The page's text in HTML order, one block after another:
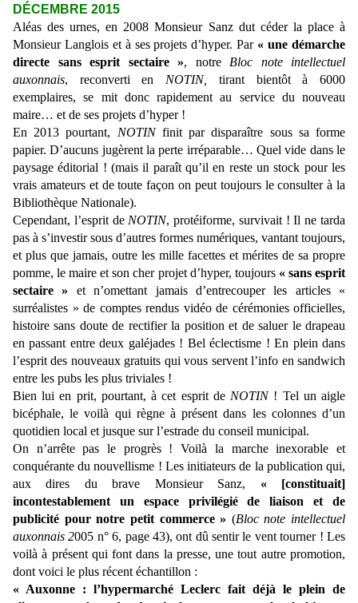
DÉCEMBRE 2015
Aléas des urnes, en 2008 Monsieur Sanz dut céder la place à
Monsieur Langlois et à ses projets d’hyper. Par « une démarche
directe sans esprit sectaire », notre Bloc note intellectuel
auxonnais, reconverti en NOTIN, tirant bientôt à 6000
exemplaires, se mit donc rapidement au service du nouveau
maire… et de ses projets d’hyper !
En 2013 pourtant, NOTIN finit par disparaître sous sa forme
papier. D’aucuns jugèrent la perte irréparable… Quel vide dans le
paysage éditorial ! (mais il paraît qu’il en reste un stock pour les
vrais amateurs et de toute façon on peut toujours le consulter à la
Bibliothèque Nationale).
Cependant, l’esprit deNOTIN, protéiforme, survivait ! Il ne tarda
pas à s’investir sous d’autres formes numériques, vantant toujours,
et plus que jamais, outre les mille facettes et mérites de sa propre
pomme, le maire et son cher projet d’hyper, toujours« sans esprit
sectaire » et n’omettant jamais d’entrecouper les articles «
surréalistes » de comptes rendus vidéo de cérémonies officielles,
histoire sans doute de rectifier la position et de saluer le drapeau
en passant entre deux galéjades ! Bel éclectisme ! En plein dans
l’esprit des nouveaux gratuits qui vous servent l’info en sandwich
entre les pubs les plus triviales !
Bien lui en prit, pourtant, à cet esprit deNOTIN! Tel un aigle
bicéphale, le voilà qui règne à présent dans les colonnes d’un
quotidien local et jusque sur l’estrade du conseil municipal.
On n’arrête pas le progrès ! Voilà la marche inexorable et
conquérante du nouvellisme ! Les initiateurs de la publication qui,
aux dires du brave Monsieur Sanz, « [constituait]
incontestablement un espace privilégié de liaison et de
publicité pour notre petit commerce » (Bloc note intellectuel
auxonnais 2005 n° 6, page 43), ont dû sentir le vent tourner ! Les
voilà à présent qui font dans la presse, une tout autre promotion,
dont voici le plus récent échantillon :
« Auxonne : l’hypermarché Leclerc fait déjà le plein de